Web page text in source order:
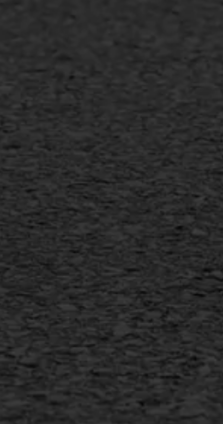
Gietasfalt reparatie
Scheurreparatie
Flexigoot
Vertical seal
Vlakslijpen
Vorstschade
AWS ASFALTWERKEN
+31 493 842 840
info@asfaltwerken.nl
MEER INFORMATIE
Inschrijven nieuwsbrief
Duurzaam ondernemen